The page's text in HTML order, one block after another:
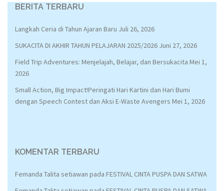
BERITA TERBARU
Langkah Ceria di Tahun Ajaran Baru Juli 26, 2026
SUKACITA DI AKHIR TAHUN PELAJARAN 2025/2026 Juni 27, 2026
Field Trip Adventures: Menjelajah, Belajar, dan Bersukacita Mei 1,
2026
Small Action, Big Impact!Peringati Hari Kartini dan Hari Bumi
dengan Speech Contest dan Aksi E-Waste Avengers Mei 1, 2026
KOMENTAR TERBARU
Femanda Talita setiawan pada FESTIVAL CINTA PUSPA DAN SATWA